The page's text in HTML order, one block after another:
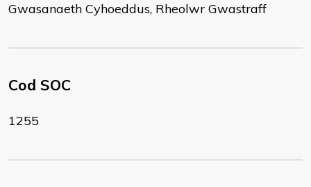
Gwasanaeth Cyhoeddus, Rheolwr Gwastraff
Cod SOC
1255